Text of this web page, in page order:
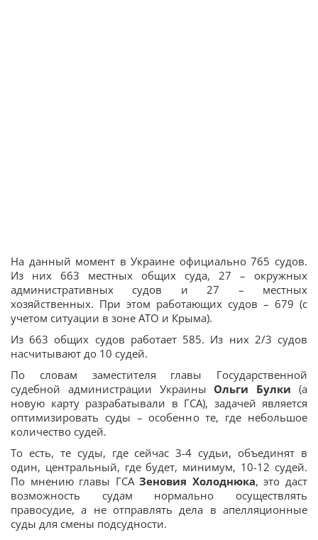
На данный момент в Украине официально 765 судов.
Из них 663 местных общих суда, 27 – окружных
административных судов и 27 – местных
хозяйственных. При этом работающих судов – 679 (с
учетом ситуации в зоне АТО и Крыма).
Из 663 общих судов работает 585. Из них 2/3 судов
насчитывают до 10 судей.
По словам заместителя главы Государственной
судебной администрации Украины Ольги Булки (а
новую карту разрабатывали в ГСА), задачей является
оптимизировать суды – особенно те, где небольшое
количество судей.
То есть, те суды, где сейчас 3-4 судьи, объединят в
один, центральный, где будет, минимум, 10-12 судей.
По мнению главы ГСАЗеновия Холоднюка, это даст
возможность судам нормально осуществлять
правосудие, а не отправлять дела в апелляционные
суды для смены подсудности.